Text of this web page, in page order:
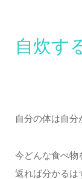
自炊す
自分の体は自分
今どんな食べ物
返れば分かるは